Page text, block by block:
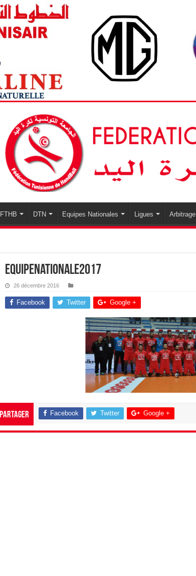
FTHB DTN Equipes Nationales Ligues Arbitrage
equipenationale2017
26 décembre 2016
Facebook Twitter Google +
Partager Facebook Twitter Google +